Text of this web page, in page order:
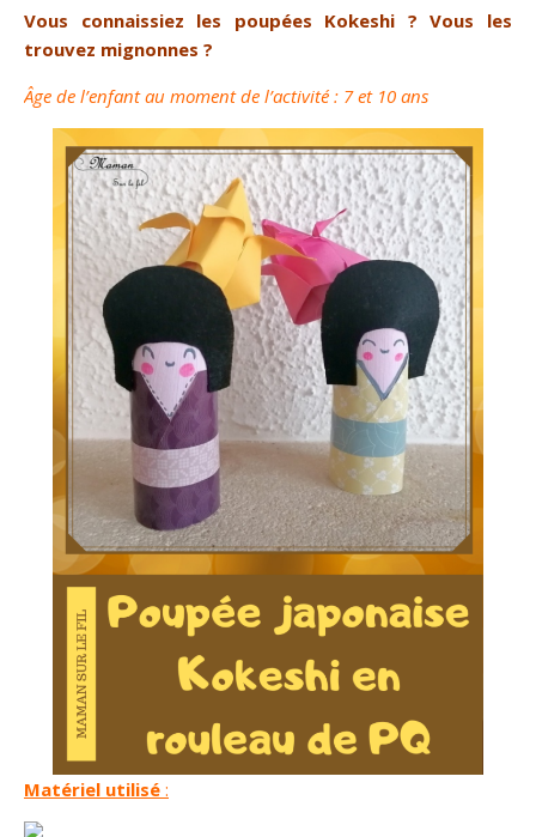
Vous connaissiez les poupées Kokeshi ? Vous les
trouvez mignonnes ?
Âge de l’enfant au moment de l’activité : 7 et 10 ans
Matériel utilisé :